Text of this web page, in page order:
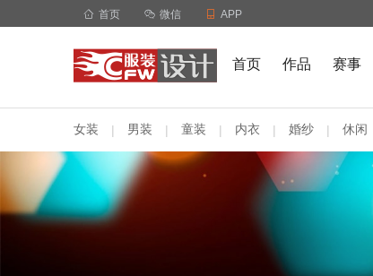
 首页  微信  APP
首页 作品 赛事
女装 | 男装 | 童装 | 内衣 | 婚纱 | 休闲